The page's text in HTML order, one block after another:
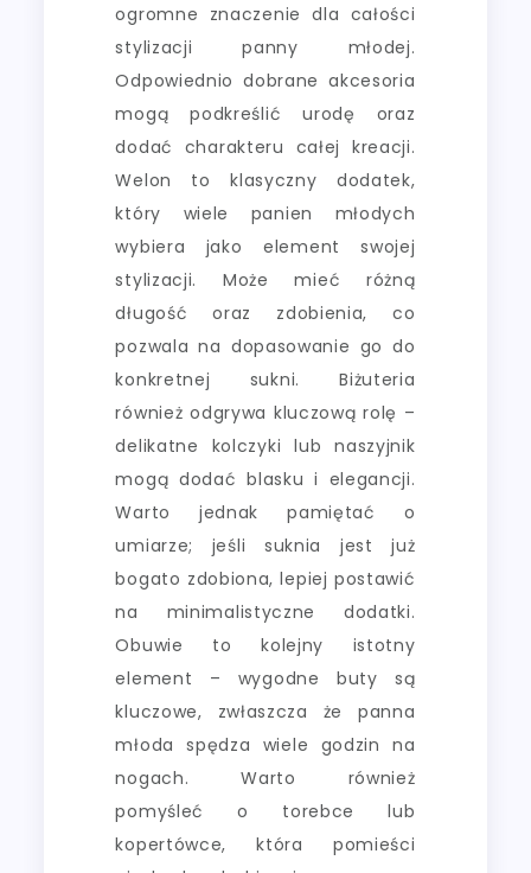
ogromne znaczenie dla całości
stylizacji panny młodej.
Odpowiednio dobrane akcesoria
mogą podkreślić urodę oraz
dodać charakteru całej kreacji.
Welon to klasyczny dodatek,
który wiele panien młodych
wybiera jako element swojej
stylizacji. Może mieć różną
długość oraz zdobienia, co
pozwala na dopasowanie go do
konkretnej sukni. Biżuteria
również odgrywa kluczową rolę –
delikatne kolczyki lub naszyjnik
mogą dodać blasku i elegancji.
Warto jednak pamiętać o
umiarze; jeśli suknia jest już
bogato zdobiona, lepiej postawić
na minimalistyczne dodatki.
Obuwie to kolejny istotny
element – wygodne buty są
kluczowe, zwłaszcza że panna
młoda spędza wiele godzin na
nogach. Warto również
pomyśleć o torebce lub
kopertówce, która pomieści